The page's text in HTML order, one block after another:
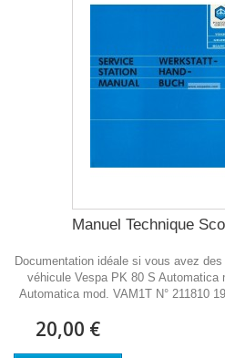
Manuel Technique
Documentation idéale si vous avez
véhicule Vespa PK 80 S Automatica
Automatica mod. VAM1T N° 211810
20,00 €